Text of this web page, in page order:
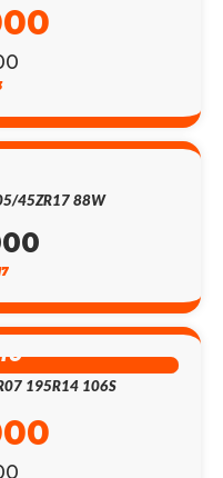
45ZR17 88W
195R14 106S